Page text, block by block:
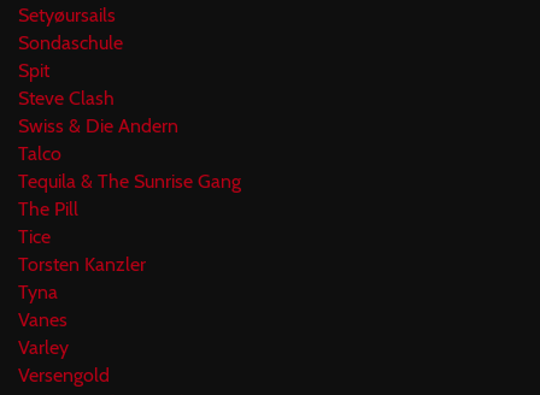
Setyøursails
Sondaschule
Spit
Steve Clash
Swiss & Die Andern
Talco
Tequila & The Sunrise Gang
The Pill
Tice
Torsten Kanzler
Tyna
Vanes
Varley
Versengold